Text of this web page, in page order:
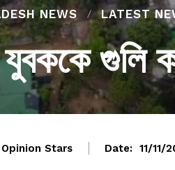
NEWS LATEST
যুবককে গুলি
Stars Date: 11/11/